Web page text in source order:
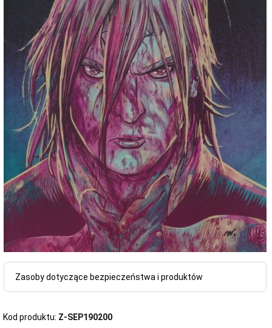
Zasoby dotyczące bezpieczeństwa i produktów
Kod produktu: Z-SEP190200